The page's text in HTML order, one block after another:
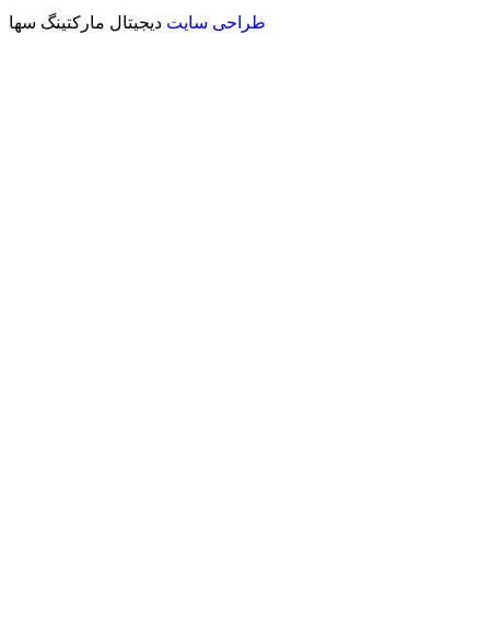
طراحی سایت دیجیتال مارکتینگ سها